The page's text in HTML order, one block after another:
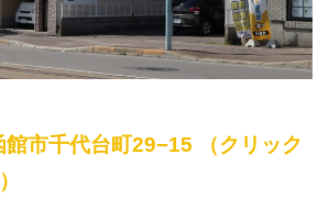
市千代台町29−15 （クリック